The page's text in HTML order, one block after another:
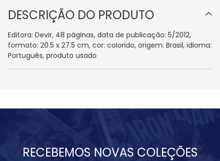
DESCRIÇÃO DO PRODUTO
Editora: Devir, 48 páginas, data de publicação: 5/2012,
formato: 20.5 x 27.5 cm, cor: colorido, origem: Brasil, idioma:
Português, produto usado
RECEBEMOS NOVAS COLEÇÕES